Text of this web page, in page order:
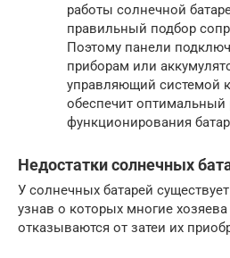
работы солнечной
правильный подбор
Поэтому панели
приборам или
управляющий системой
обеспечит
функционирования
Недостатки солнечных
У солнечных батарей
узнав о которых многие
отказываются от затеи их